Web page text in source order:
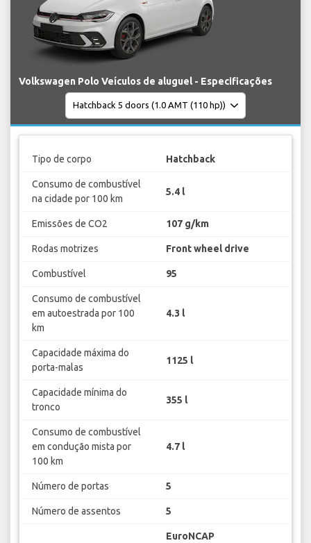
Volkswagen Polo Veículos de aluguel - Especificações
Tipo de corpo Hatchback
Consumo de combustível
na cidade por 100 km
5.4 l
Emissões de CO2 107 g/km
Rodas motrizes Front wheel drive
Combustível 95
Consumo de combustível
em autoestrada por 100
km
4.3 l
Capacidade máxima do
porta-malas
1125 l
Capacidade mínima do
tronco
355 l
Consumo de combustível
em condução mista por
100 km
4.7 l
Número de portas 5
Número de assentos 5
EuroNCAP